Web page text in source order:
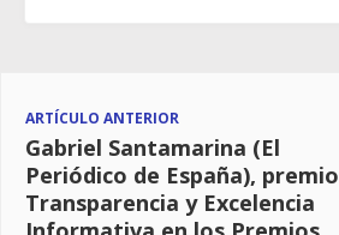
ARTÍCULO ANTERIOR
Gabriel Santamarina (El
Periódico de España), premio
Transparencia y Excelencia